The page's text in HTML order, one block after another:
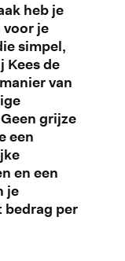
heb je
voor je
simpel,
Kees de
van
grijze
een
en een
je
bedrag per